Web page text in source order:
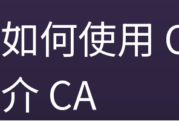
如何使用
介 CA